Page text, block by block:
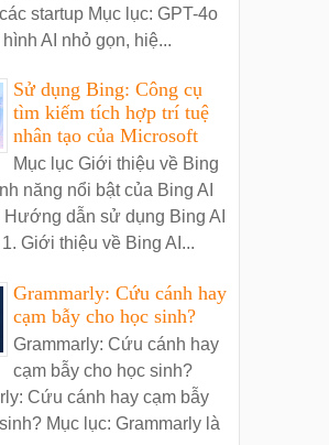
startup Mục lục: GPT-4o
AI nhỏ gọn, hiệ...
Sử dụng Bing: Công cụ
tìm kiếm tích hợp trí tuệ
nhân tạo của Microsoft
Mục lục Giới thiệu về Bing
năng nổi bật của Bing AI
Hướng dẫn sử dụng Bing AI
Giới thiệu về Bing AI...
Grammarly: Cứu cánh hay
cạm bẫy cho học sinh?
Grammarly: Cứu cánh hay
cạm bẫy cho học sinh?
Cứu cánh hay cạm bẫy
Mục lục: Grammarly là